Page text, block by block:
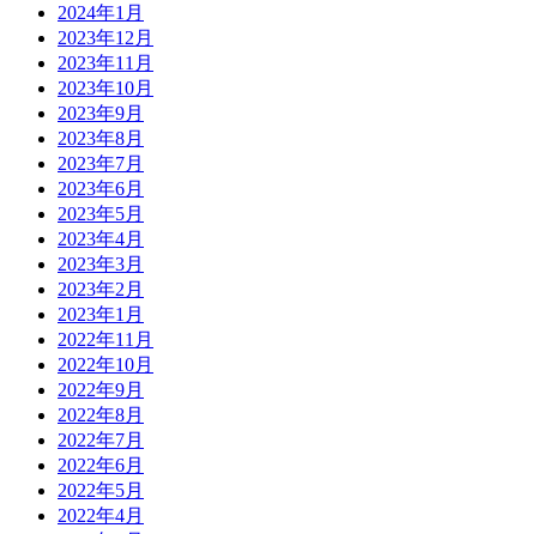
2024年1月
2023年12月
2023年11月
2023年10月
2023年9月
2023年8月
2023年7月
2023年6月
2023年5月
2023年4月
2023年3月
2023年2月
2023年1月
2022年11月
2022年10月
2022年9月
2022年8月
2022年7月
2022年6月
2022年5月
2022年4月